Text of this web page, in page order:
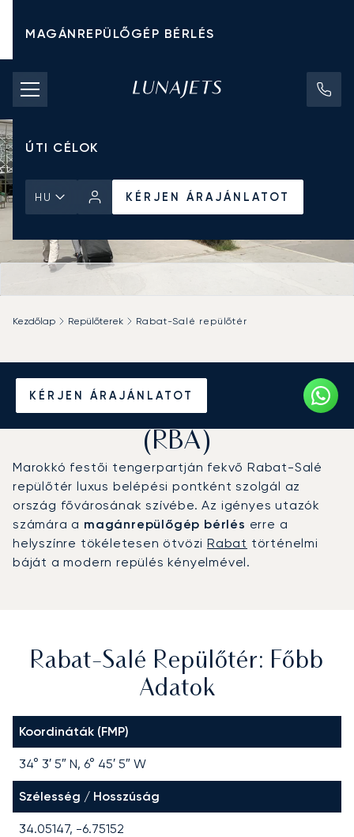
MAGÁNREPÜLŐGÉP BÉRLÉS
CHARTER ÁRAK
MAGÁNREPÜLŐGÉPEK
ÚTI CÉLOK
HU KÉRJEN ÁRAJÁNLATOT
KÉRJEN ÁRAJÁNLATOT
Kezdőlap Repülőterek Rabat-Salé repülőtér
Magánrepülőgép bérlése a
Rabat-Salé repülőtérre
(RBA)
Marokkó festői tengerpartján fekvő Rabat-Salé
repülőtér luxus belépési pontként szolgál az
ország fővárosának szívébe. Az igényes utazók
számára a magánrepülőgép bérlés erre a
helyszínre tökéletesen ötvöziRabat történelmi
báját a modern repülés kényelmével.
Rabat-Salé Repülőtér: Főbb
Adatok
Koordináták (FMP)
34° 3′ 5″ N, 6° 45′ 5″ W
Szélesség / Hosszúság
34.05147, -6.75152